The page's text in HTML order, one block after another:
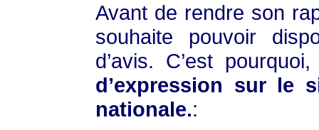
Avant de rendre son
souhaite pouvoir
d’avis. C’est
d’expression sur le
nationale.: